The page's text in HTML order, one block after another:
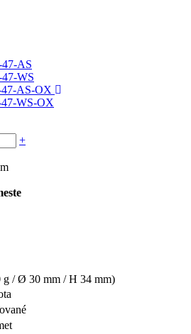
AS
WS
AS-OX
WS-OX
+
/ Ø 30 mm / H 34 mm)